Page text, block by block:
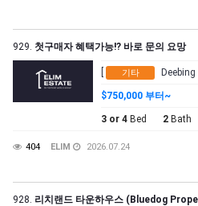
929. 첫구매자 혜택가능!? 바로 문의 요망
기타 Deebing
$750,000 부터~
3 or 4 Bed 2 Bath
404 ELIM 2026.07.24
928. 리치랜드 타운하우스 (Bluedog